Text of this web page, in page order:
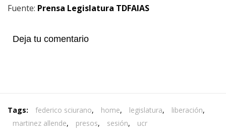
Fuente: Prensa Legislatura TDFAIAS
Deja tu comentario
Tags: federico sciurano, home, legislatura, liberación,
martinez allende, presos, sesión, ucr